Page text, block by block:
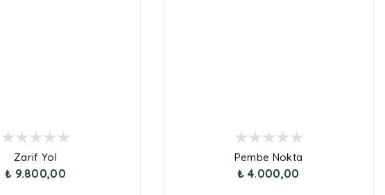
Zarif Yol
₺ 9.800,00
Pembe Nokta
₺ 4.000,00